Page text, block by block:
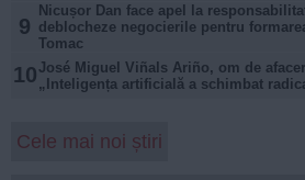
9
Nicușor Dan face apel la
deblocheze negocierile pentru
Tomac
10 José Miguel Viñals Ariño, om de
„Inteligența artificială a schimbat
Cele mai noi știri